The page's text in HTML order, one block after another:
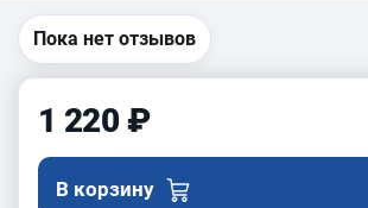
Пока нет отзывов
1 220 ₽
В корзину